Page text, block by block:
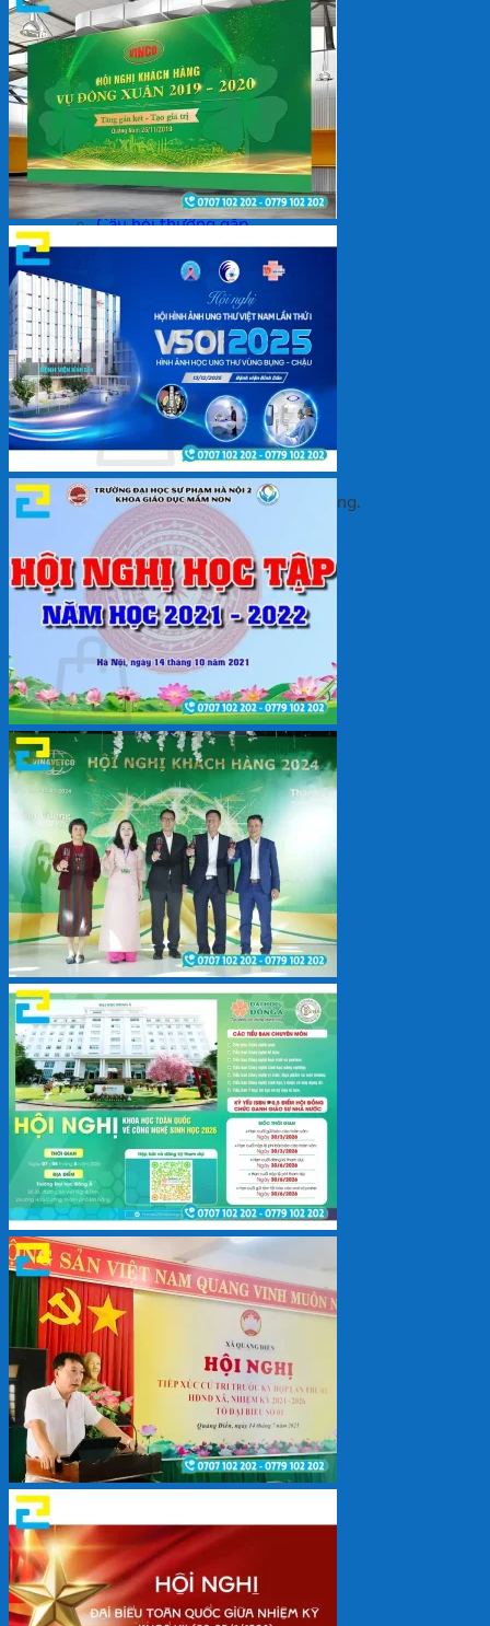
Backdrop
In Tem Nhãn
In Decal
Tin tức
Tin Tức In Kỹ Thuật Số
Tin Tức In UV
Tin tức công ty
Tuyển dụng
Câu hỏi thường gặp
Liên hệ
Tìm
kiếm:
Giỏ hàng /0 ₫
Chưa có sản phẩm trong giỏ hàng.
Quay trở lại cửa hàng
Giỏ hàng
Chưa có sản phẩm trong giỏ hàng.
Quay trở lại cửa hàng